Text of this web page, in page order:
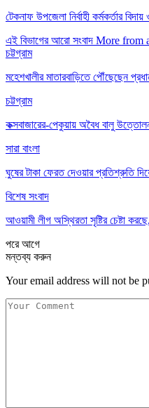
টেকনাফ উপজেলা নির্বাহী কর্মকর্তার
এই বিভাগের আরো সংবাদ More from
চট্টগ্রাম
মহেশখালীর মাতারবাড়িতে পৌঁছেছেন
চট্টগ্রাম
কক্সবাজারের-পেকুয়ায় অবৈধ বালু
সারা বাংলা
ঘুষের টাকা ফেরত দেওয়ার প্রতিশ্রুতি
বিশেষ সংবাদ
আওয়ামী লীগ অস্থিরতা সৃষ্টির চেষ্টা
পরেআগে
মন্তব্য করুন
Your email address will not be